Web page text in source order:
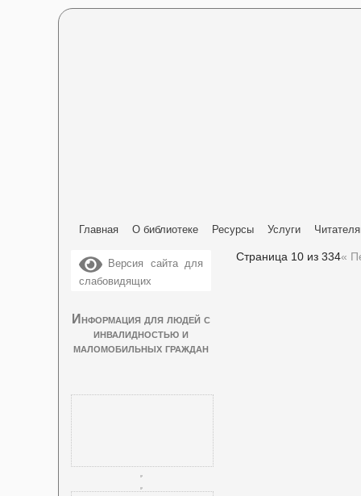
Главная О библиотеке Ресурсы Услуги
Версия сайта для
слабовидящих
Информация для людей с
инвалидностью и
маломобильных граждан
Страница 10 из 334«